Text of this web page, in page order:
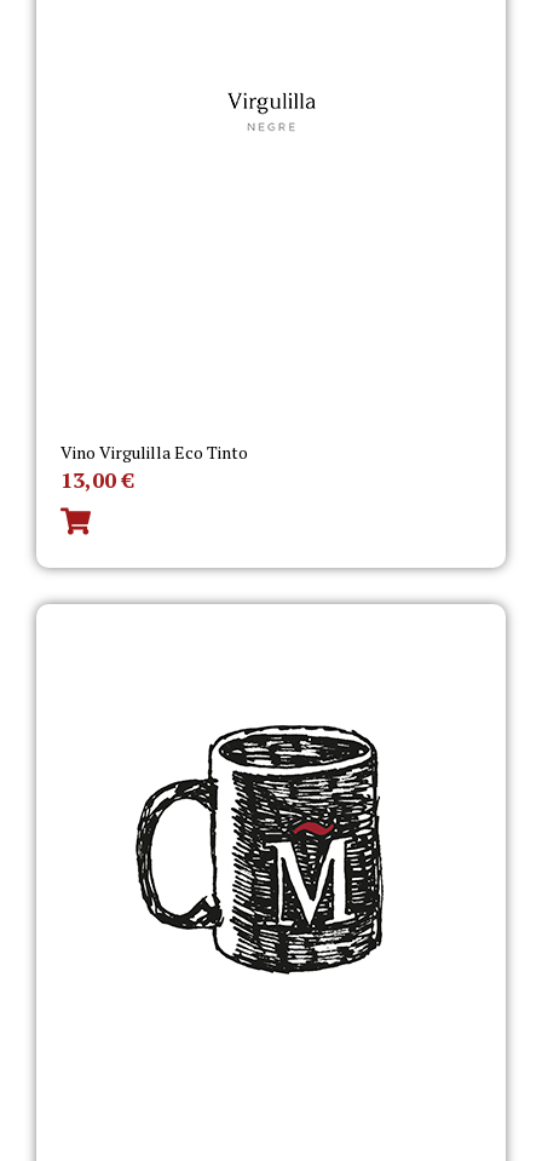
Vino Virgulilla Eco Tinto
13,00€